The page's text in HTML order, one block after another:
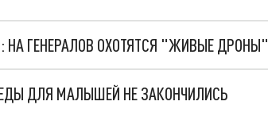
НА ГЕНЕРАЛОВ ОХОТЯТСЯ "ЖИВЫЕ ДРОНЫ"
ДЛЯ МАЛЫШЕЙ НЕ ЗАКОНЧИЛИСЬ